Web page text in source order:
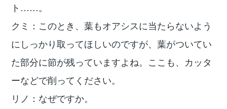
ト……。
クミ：このとき、葉もオアシスに当たらないよう
にしっかり取ってほしいのですが、葉がついてい
た部分に節が残っていますよね。ここも、カッタ
ーなどで削ってください。
リノ：なぜですか。